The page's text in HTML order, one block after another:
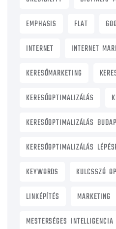
EMPHASIS
FLAT
INTERNET
INTERNET
KERESŐMARKETING
KERESŐOPTIMALIZÁLÁS
KERESŐOPTIMALIZÁLÁS
KERESŐOPTIMALIZÁLÁS
KEYWORDS
KULCSSZÓ
LINKÉPÍTÉS
MARKETING
MESTERSÉGES INTELLIGENCIA